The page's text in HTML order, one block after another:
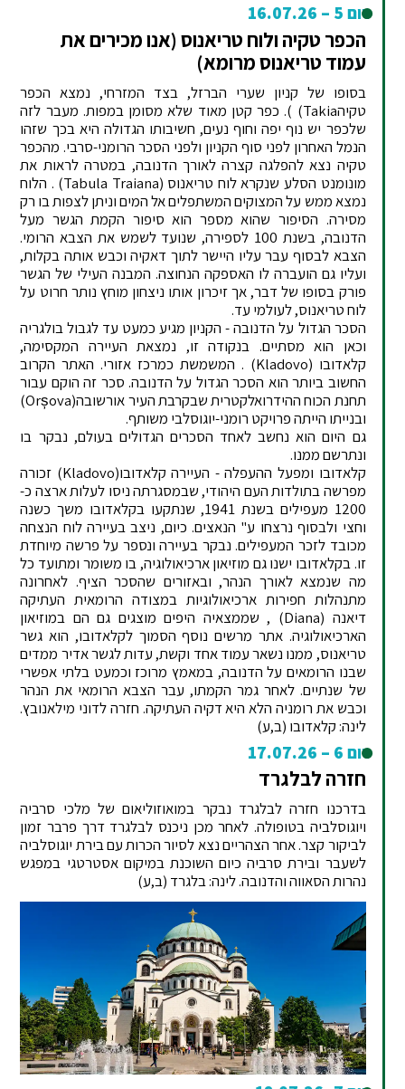
יום 5 – 16.07.26
הכפר טקיה ולוח טריאנוס (אנו מכירים את
עמוד טריאנוס מרומא)
בסופו של קניון שערי הברזל, בצד המזרחי, נמצא הכפר
טקיהTakia) ). כפר קטן מאוד שלא מסומן במפות. מעבר לזה
שלכפר יש נוף יפה וחוף נעים, חשיבותו הגדולה היא בכך שזהו
הנמל האחרון לפני סוף הקניון ולפני הסכר הרומני-סרבי. מהכפר
טקיה נצא להפלגה קצרה לאורך הדנובה, במטרה לראות את
מונומנט הסלע שנקרא לוח טריאנוס (Tabula Traiana) . הלוח
נמצא ממש על המצוקים המשתפלים אל המים וניתן לצפות בו רק
מסירה. הסיפור שהוא מספר הוא סיפור הקמת הגשר מעל
הדנובה, בשנת 100 לספירה, שנועד לשמש את הצבא הרומי.
הצבא לבסוף עבר עליו היישר לתוך דאקיה וכבש אותה בקלות,
ועליו גם הועברה לו האספקה הנחוצה. המבנה העילי של הגשר
פורק בסופו של דבר, אך זיכרון אותו ניצחון מוחץ נותר חרוט על
לוח טריאנוס, לעולמי עד.
הסכר הגדול על הדנובה - הקניון מגיע כמעט עד לגבול בולגריה
וכאן הוא מסתיים. בנקודה זו, נמצאת העיירה המקסימה,
קלאדובו (Kladovo) . המשמשת כמרכז אזורי. האתר הקרוב
החשוב ביותר הוא הסכר הגדול על הדנובה. סכר זה הוקם עבור
תחנת הכוח ההידרואלקטרית שבקרבת העיר אורשובה(Orșova)
ובנייתו הייתה פרויקט רומני-יוגוסלבי משותף.
גם היום הוא נחשב לאחד הסכרים הגדולים בעולם, נבקר בו
ונתרשם ממנו.
קלאדובו ומפעל ההעפלה - העיירה קלאדובו(Kladovo) זכורה
מפרשה בתולדות העם היהודי, שבמסגרתה ניסו לעלות ארצה כ-
1200 מעפילים בשנת 1941, שנתקעו בקלאדובו משך כשנה
וחצי ולבסוף נרצחו ע" הנאצים. כיום, ניצב בעיירה לוח הנצחה
מכובד לזכר המעפילים. נבקר בעיירה ונספר על פרשה מיוחדת
זו. בקלאדובו ישנו גם מוזיאון ארכיאולוגיה, בו משומר ומתועד כל
מה שנמצא לאורך הנהר, ובאזורים שהסכר הציף. לאחרונה
מתנהלות חפירות ארכיאולוגיות במצודה הרומאית העתיקה
דיאנה (Diana) , שממצאיה היפים מוצגים גם הם במוזיאון
הארכיאולוגיה. אתר מרשים נוסף הסמוך לקלאדובו, הוא גשר
טריאנוס, ממנו נשאר עמוד אחד וקשת, עדות לגשר אדיר ממדים
שבנו הרומאים על הדנובה, במאמץ מרוכז וכמעט בלתי אפשרי
של שנתיים. לאחר גמר הקמתו, עבר הצבא הרומאי את הנהר
וכבש את רומניה הלא היא דקיה העתיקה. חזרה לדוני מילאנובץ.
לינה: קלאדובו (ב,ע)
יום 6 – 17.07.26
חזרה לבלגרד
בדרכנו חזרה לבלגרד נבקר במואוזוליאום של מלכי סרביה
ויוגוסלביה בטופולה. לאחר מכן ניכנס לבלגרד דרך פרבר זמון
לביקור קצר. אחר הצהריים נצא לסיור הכרות עם בירת יוגוסלביה
לשעבר ובירת סרביה כיום השוכנת במיקום אסטרטגי במפגש
נהרות הסאווה והדנובה. לינה: בלגרד (ב,ע)